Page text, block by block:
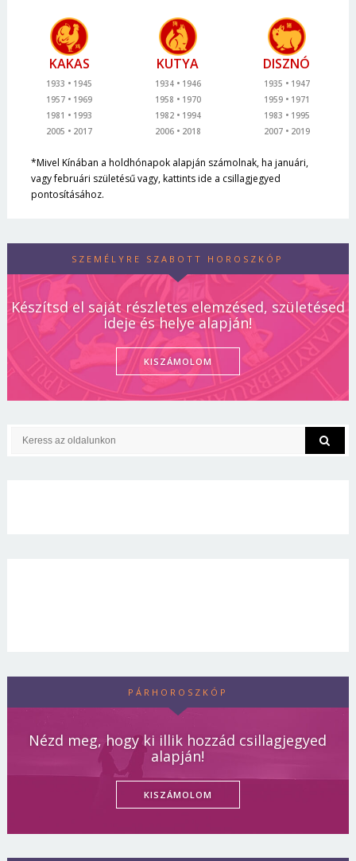
KAKAS
1933
1945
1957
1969
1981
1993
2005
2017
KUTYA
1934
1946
1958
1970
1982
1994
2006
2018
DISZNÓ
1935
1947
1959
1971
1983
1995
2007
2019
*Mivel Kínában a holdhónapok alapján számolnak, ha januári,
vagy februári születésű vagy, kattints ide a csillagjegyed
pontosításához.
SZEMÉLYRE SZABOTT HOROSZKÓP
Készítsd el saját részletes elemzésed, születésed
ideje és helye alapján!
KISZÁMOLOM
PÁRHOROSZKÓP
Nézd meg, hogy ki illik hozzád csillagjegyed
alapján!
KISZÁMOLOM